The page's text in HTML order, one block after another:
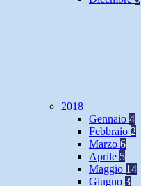
2018
Gennaio 4
Febbraio 2
Marzo 6
Aprile 5
Maggio 14
Giugno 3